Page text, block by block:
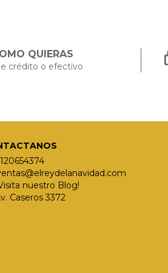
QUIERAS
crédito o efectivo
nuestro Blog!
Caseros 3372